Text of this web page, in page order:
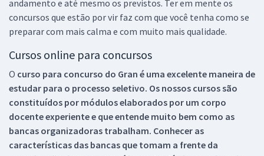
andamento e até mesmo os previstos. Ter em mente os
concursos que estão por vir faz com que você tenha como se
preparar com mais calma e com muito mais qualidade.
Cursos online para concursos
O curso para concurso do Gran é uma excelente maneira de
estudar para o processo seletivo. Os nossos cursos são
constituídos por módulos elaborados por um corpo
docente experiente e que entende muito bem como as
bancas organizadoras trabalham. Conhecer as
características das bancas que tomam a frente da